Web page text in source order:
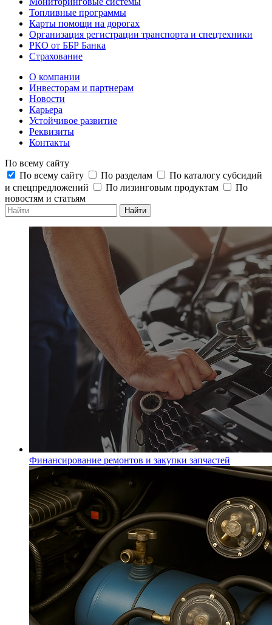
Топливные программы
Карты помощи на дорогах
Организация регистрации транспорта и спецтехники
РКО от ББР Банка
Страхование
О компании
Инвесторам и партнерам
Новости
Карьера
Устойчивое развитие
Реквизиты
Контакты
По всему сайту
По всему сайту
По разделам
По каталогу субсидий
и спецпредложений
По лизинговым продуктам
По
новостям и статьям
Найти
Финансирование ремонтов и закупки запчастей